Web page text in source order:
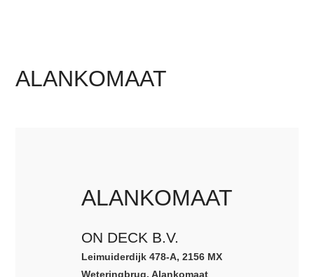
ALANKOMAAT
ALANKOMAAT
ON DECK B.V.
Leimuiderdijk 478-A, 2156 MX
Weteringbrug, Alankomaat